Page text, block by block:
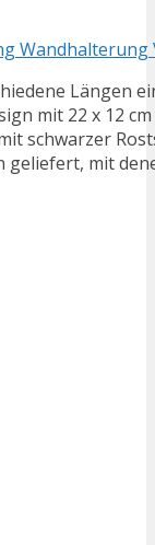
Wandhalterung
Längen
mit 22 x 12
schwarzer
mit